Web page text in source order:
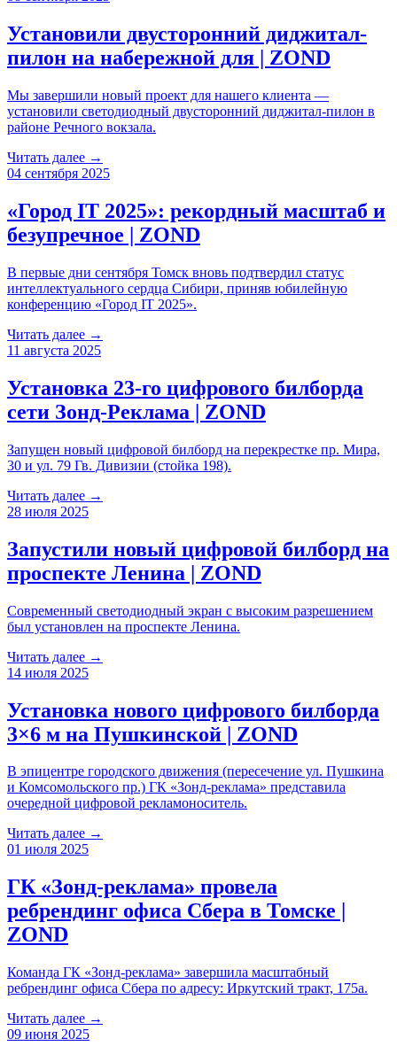
Установили двусторонний диджитал-
пилон на набережной для | ZOND
Мы завершили новый проект для нашего клиента —
установили светодиодный двусторонний диджитал-пилон в
районе Речного вокзала.
Читать далее →
04 сентября 2025
«Город IT 2025»: рекордный масштаб и
безупречное | ZOND
В первые дни сентября Томск вновь подтвердил статус
интеллектуального сердца Сибири, приняв юбилейную
конференцию «Город IT 2025».
Читать далее →
11 августа 2025
Установка 23-го цифрового билборда
сети Зонд-Реклама | ZOND
Запущен новый цифровой билборд на перекрестке пр. Мира,
30 и ул. 79 Гв. Дивизии (стойка 198).
Читать далее →
28 июля 2025
Запустили новый цифровой билборд на
проспекте Ленина | ZOND
Современный светодиодный экран с высоким разрешением
был установлен на проспекте Ленина.
Читать далее →
14 июля 2025
Установка нового цифрового билборда
3×6 м на Пушкинской | ZOND
В эпицентре городского движения (пересечение ул. Пушкина
и Комсомольского пр.) ГК «Зонд-реклама» представила
очередной цифровой рекламоноситель.
Читать далее →
01 июля 2025
ГК «Зонд-реклама» провела
ребрендинг офиса Сбера в Томске |
ZOND
Команда ГК «Зонд-реклама» завершила масштабный
ребрендинг офиса Сбера по адресу: Иркутский тракт, 175а.
Читать далее →
09 июня 2025